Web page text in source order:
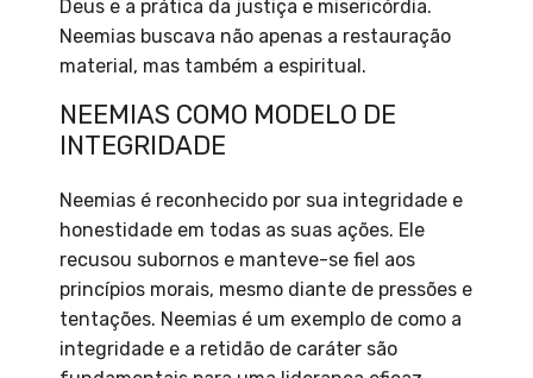
Deus e a prática da justiça e misericórdia.
Neemias buscava não apenas a restauração
material, mas também a espiritual.
NEEMIAS COMO MODELO DE
INTEGRIDADE
Neemias é reconhecido por sua integridade e
honestidade em todas as suas ações. Ele
recusou subornos e manteve-se fiel aos
princípios morais, mesmo diante de pressões e
tentações. Neemias é um exemplo de como a
integridade e a retidão de caráter são